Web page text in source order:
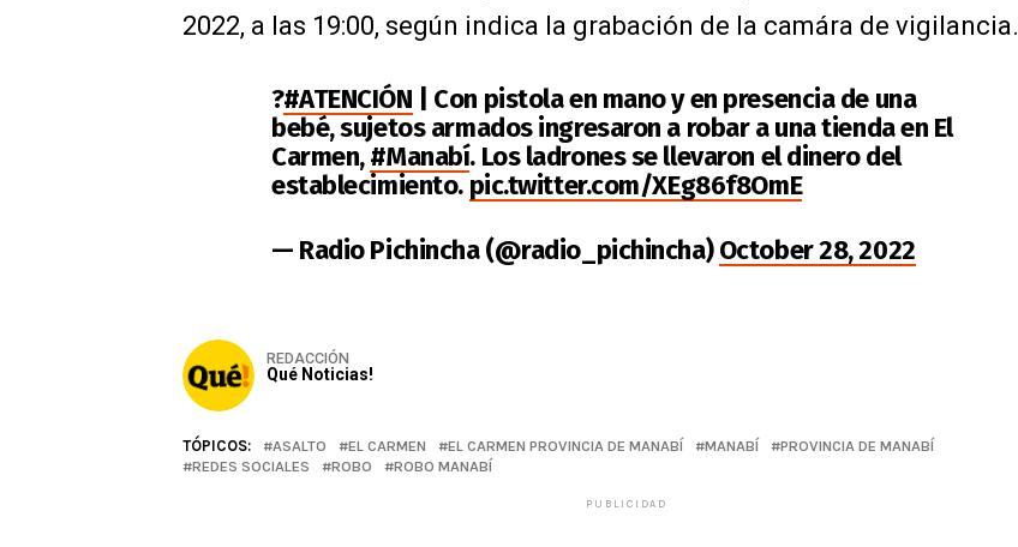
2022, a las 19:00, según indica la grabación de la camára de vigilancia.
?#ATENCIÓN | Con pistola en mano y en presencia de una
bebé, sujetos armados ingresaron a robar a una tienda en El
Carmen,#Manabí. Los ladrones se llevaron el dinero del
establecimiento. pic.twitter.com/XEg86f8OmE
— Radio Pichincha (@radio_pichincha)October 28, 2022
REDACCIÓN
Qué Noticias!
TÓPICOS: ASALTO EL CARMEN EL CARMEN PROVINCIA DE MANABÍ MANABÍ
PROVINCIA DE MANABÍ
REDES SOCIALES
ROBO ROBO MANABÍ
PUBLICIDAD